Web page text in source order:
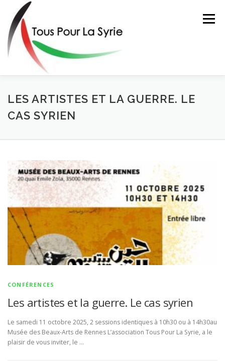
contenu
Menu
ACTIONS L’ASSOCIATION FAIRE UN DON
LES ARTISTES ET LA GUERRE. LE
CAS SYRIEN
CONFÉRENCES
Les artistes et la guerre. Le cas syrien
Le samedi 11 octobre 2025, 2 sessions identiques à 10h30 ou à 14h30au
Musée des Beaux-Arts de Rennes L’association Tous Pour La Syrie, a le
plaisir de vous inviter, le …